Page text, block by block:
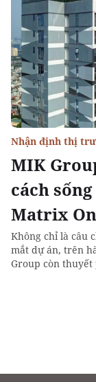
MIK
cách
Matrix
Nhận định thị
Không chỉ là câu
mắt dự án, trên
Group còn thuyết